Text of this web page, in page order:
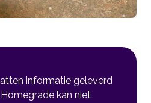
informatie geleverd
kan niet